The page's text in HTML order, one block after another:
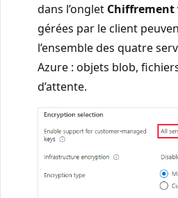
dans l’onglet Chiffrement
gérées par le client
l’ensemble des quatre
Azure : objets blob,
d’attente.